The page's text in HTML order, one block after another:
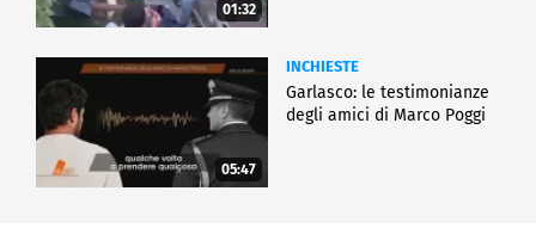
01:32
05:47
INCHIESTE
Garlasco: le testimonianze
degli amici di Marco Poggi